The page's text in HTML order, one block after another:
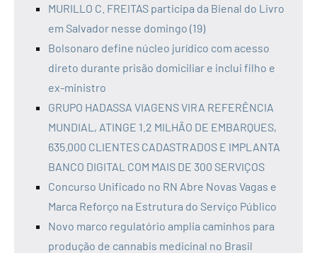
MURILLO C. FREITAS participa da Bienal do Livro
em Salvador nesse domingo (19)
Bolsonaro define núcleo jurídico com acesso
direto durante prisão domiciliar e inclui filho e
ex-ministro
GRUPO HADASSA VIAGENS VIRA REFERÊNCIA
MUNDIAL, ATINGE 1.2 MILHÃO DE EMBARQUES,
635.000 CLIENTES CADASTRADOS E IMPLANTA
BANCO DIGITAL COM MAIS DE 300 SERVIÇOS
Concurso Unificado no RN Abre Novas Vagas e
Marca Reforço na Estrutura do Serviço Público
Novo marco regulatório amplia caminhos para
produção de cannabis medicinal no Brasil